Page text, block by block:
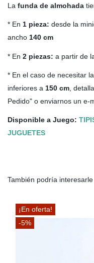
La funda de almohada
* En 1 pieza: desde la
ancho 140 cm
* En 2 piezas: a partir de
* En el caso de necesitar la
inferiores a 150 cm ,
Pedido" o enviarnos un e-
Disponible a Juego:
JUGUETES
También podría interesarle
¡En oferta!
-5%